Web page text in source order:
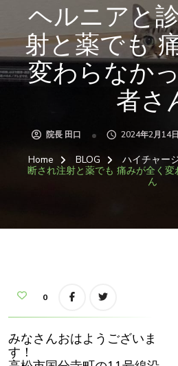
ヘルニアと
射と薬でも
変わらなか
者さ
院長 田口 2024年2月14日
Home BLOG ハイチャー
断され注射と薬でも 痛みが全く変
ん
0
みなさんおはようございま
す！